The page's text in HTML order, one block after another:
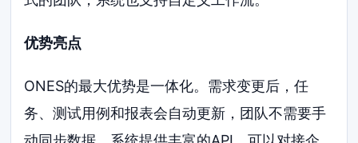
优势亮点
ONES的最大优势是一体化。需求变更后，任
务、测试用例和报表会自动更新，团队不需要手